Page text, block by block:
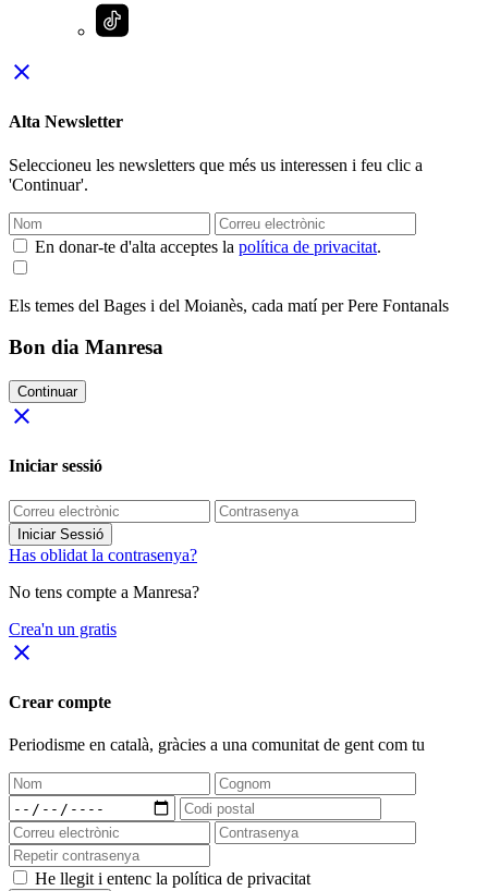
close
Alta Newsletter
Seleccioneu les newsletters que més us interessen i feu clic a
'Continuar'.
En donar-te d'alta acceptes la política de privacitat.
Els temes del Bages i del Moianès, cada matí per Pere Fontanals
Bon dia Manresa
Continuar
close
Iniciar sessió
Iniciar Sessió
Has oblidat la contrasenya?
No tens compte a Manresa?
Crea'n un gratis
close
Crear compte
Periodisme en català, gràcies a una comunitat de gent com tu
He llegit i entenc la política de privacitat